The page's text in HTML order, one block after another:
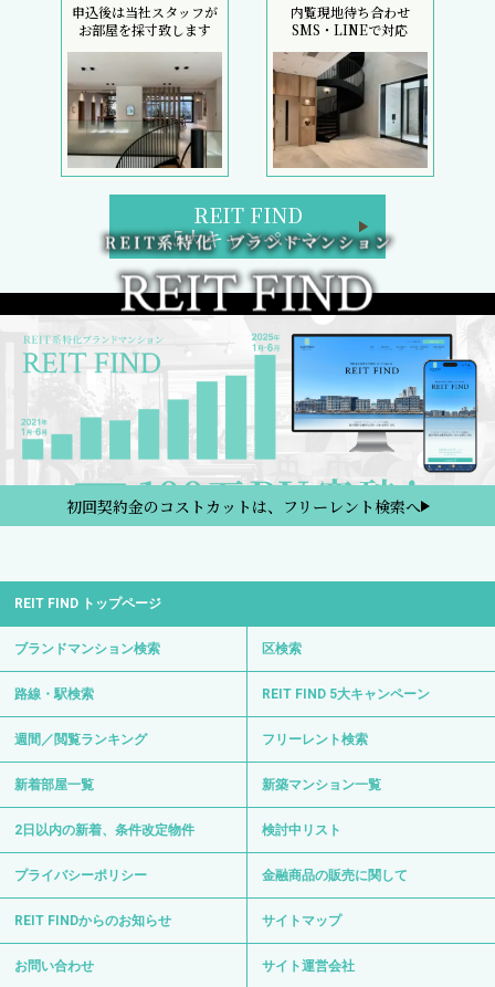
申込後は当社スタッフが
お部屋を採寸致します
内覧現地待ち合わせ
SMS・LINEで対応
REIT FIND
5大キャンペーン
初回契約金のコストカットは、フリーレント検索へ
REIT FIND トップページ
ブランドマンション検索 区検索
路線・駅検索 REIT FIND 5大キャンペーン
週間／閲覧ランキング フリーレント検索
新着部屋一覧 新築マンション一覧
2日以内の新着、条件改定物件 検討中リスト
プライバシーポリシー 金融商品の販売に関して
REIT FINDからのお知らせ サイトマップ
お問い合わせ サイト運営会社